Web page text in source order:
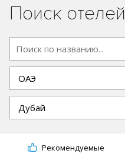
Поиск отелей
Рекомендуемые